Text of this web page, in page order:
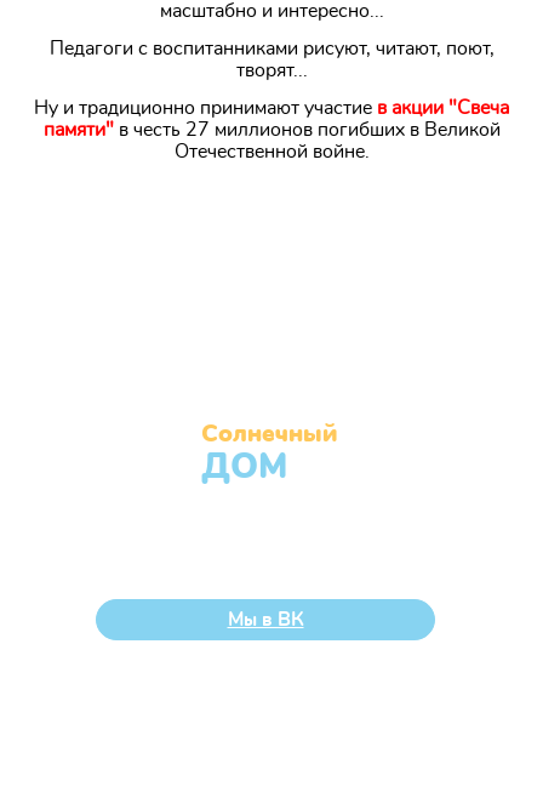
масштабно и интересно...
Педагоги с воспитанниками рисуют, читают, поют,
творят...
Ну и традиционно принимают участие в акции "Свеча
памяти"в честь 27 миллионов погибших в Великой
Отечественной войне.
Солнечный
ДОМ
Мы в ВК